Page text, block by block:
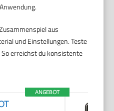
aus
und Einstellungen. Teste
erreichst du konsistente
ANGEBOT